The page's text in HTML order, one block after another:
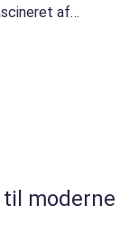
af
moderne